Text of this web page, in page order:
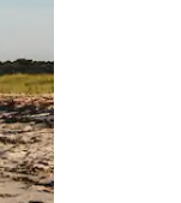
o dedo na tela.